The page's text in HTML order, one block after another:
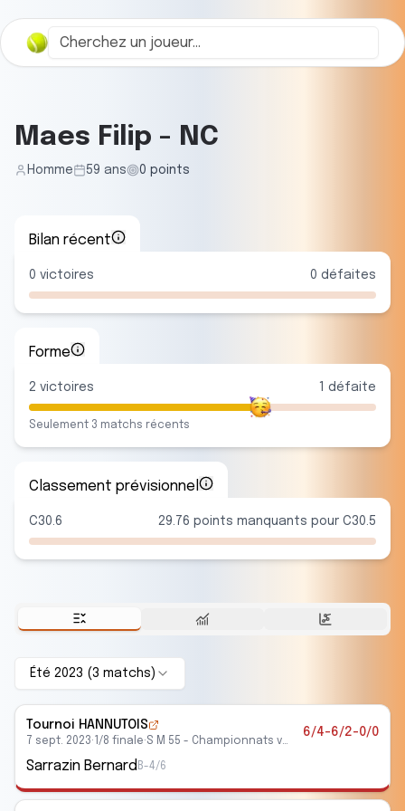
Maes Filip - NC
Homme 59 ans 0 points
Bilan récent
0 victoires 0 défaites
Forme
2 victoires défaite
Seulement 3 matchs récents
Classement prévisionnel
C30.6 29.76 points manquants pour C30.5
Été 2023 (3 matchs )
Tournoi HANNUTOIS
7 sept. 2023· 1/8 finale· S M 55 - Championnats vétérans
6/4-6/2-0/0
Sarrazin Bernard B-4/6